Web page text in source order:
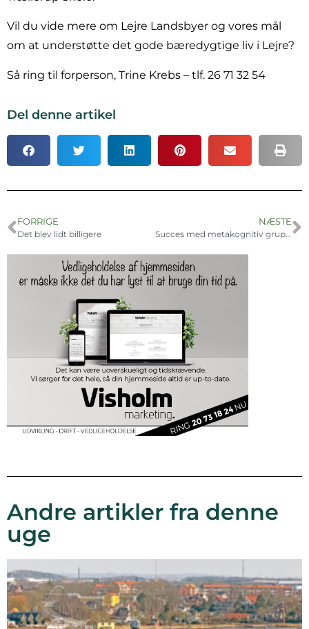
Vil du vide mere om Lejre Landsbyer og vores mål
om at understøtte det gode bæredygtige liv i Lejre?
Så ring til forperson, Trine Krebs – tlf. 26 71 32 54
Del denne artikel
FORRIGE
Det blev lidt billigere
NÆSTE
Succes med metakognitiv gruppeforløb
Andre artikler fra denne
uge